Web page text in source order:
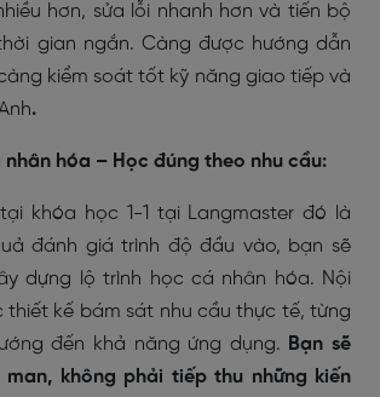
hơn, sửa lỗi nhanh hơn và tiến bộ
gian ngắn. Càng được hướng dẫn
kiểm soát tốt kỹ năng giao tiếp và
.
nhân hóa – Học đúng theo nhu cầu:
khóa học 1-1 tại Langmaster đó là
đánh giá trình độ đầu vào, bạn sẽ
dựng lộ trình học cá nhân hóa. Nội
thiết kế bám sát nhu cầu thực tế, từng
đến khả năng ứng dụng. Bạn sẽ
man, không phải tiếp thu những kiến